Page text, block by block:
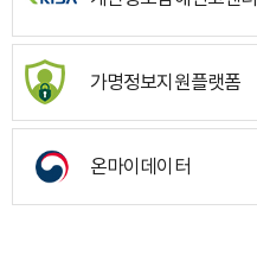
가명정보지원플랫폼
온마이데이터